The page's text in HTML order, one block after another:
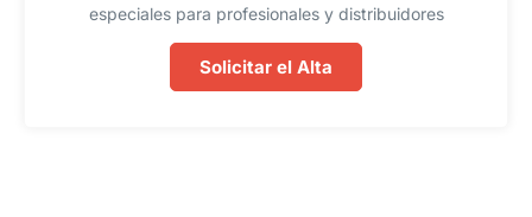
especiales para profesionales y distribuidores
Solicitar el Alta